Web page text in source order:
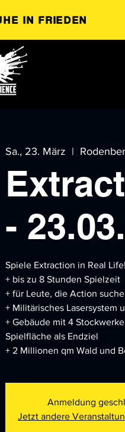
IN FRIEDEN
Sa., 23. März
  |
-
Spiele Extraction in Real
+ bis zu 8 Stunden Spielzeit
+ für Leute, die Action
+ Militärisches Lasersystem
+ Gebäude mit 4
Spielfläche als Endziel
+ 2 Millionen qm Wald und
Anmeldung
Jetzt andere